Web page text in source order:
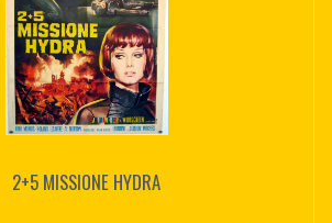
2+5 MISSIONE HYDRA